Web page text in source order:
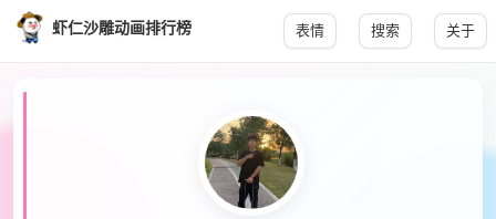
虾仁沙雕动画排行榜 表情 搜索 关于